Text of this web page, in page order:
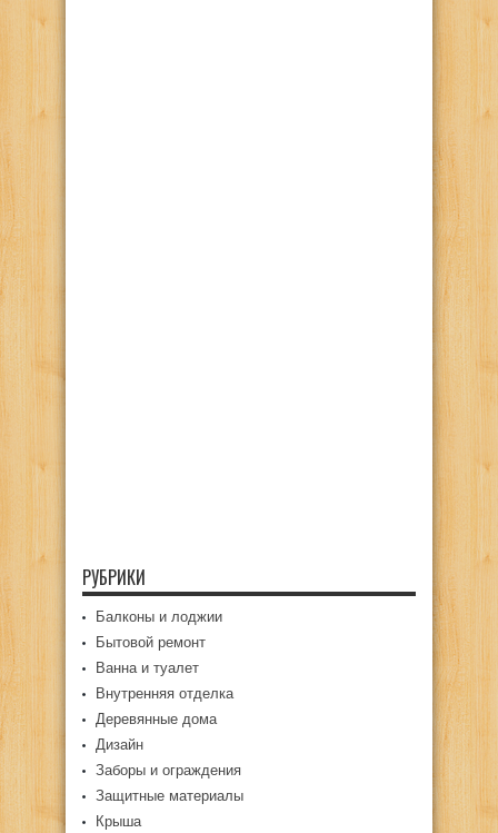
РУБРИКИ
Балконы и лоджии
Бытовой ремонт
Ванна и туалет
Внутренняя отделка
Деревянные дома
Дизайн
Заборы и ограждения
Защитные материалы
Крыша